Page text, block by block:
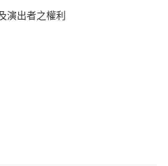
演出者之權利